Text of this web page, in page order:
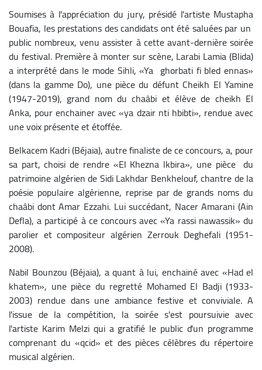
Soumises à l'appréciation du jury, présidé l'artiste Mustapha
Bouafia, les prestations des candidats ont été saluées par un
public nombreux, venu assister à cette avant-dernière soirée
du festival. Première à monter sur scène, Larabi Lamia (Blida)
a interprété dans le mode Sihli, «Ya ghorbati fi bled ennas»
(dans la gamme Do), une pièce du défunt Cheikh El Yamine
(1947-2019), grand nom du chaâbi et élève de cheikh El
Anka, pour enchainer avec «ya dzair nti hbibti», rendue avec
une voix présente et étoffée.
Belkacem Kadri (Béjaia), autre finaliste de ce concours, a, pour
sa part, choisi de rendre «El Khezna lkbira», une pièce du
patrimoine algérien de Sidi Lakhdar Benkhelouf, chantre de la
poésie populaire algérienne, reprise par de grands noms du
chaâbi dont Amar Ezzahi. Lui succédant, Nacer Amarani (Ain
Defla), a participé à ce concours avec «Ya rassi nawassik» du
parolier et compositeur algérien Zerrouk Deghefali (1951-
2008).
Nabil Bounzou (Béjaia), a quant à lui, enchainé avec «Had el
khatem», une pièce du regretté Mohamed El Badji (1933-
2003) rendue dans une ambiance festive et conviviale. A
l'issue de la compétition, la soirée s'est poursuivie avec
l'artiste Karim Melzi qui a gratifié le public d'un programme
comprenant du «qcid» et des pièces célèbres du répertoire
musical algérien.